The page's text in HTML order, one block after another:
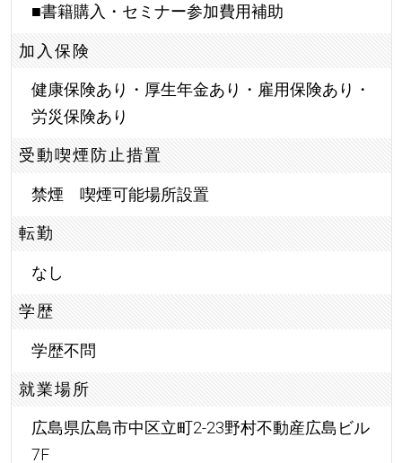
■書籍購入・セミナー参加費用補助
加入保険
健康保険あり・厚生年金あり・雇用保険あり・
労災保険あり
受動喫煙防止措置
禁煙 喫煙可能場所設置
転勤
なし
学歴
学歴不問
就業場所
広島県広島市中区立町2-23野村不動産広島ビル
7F